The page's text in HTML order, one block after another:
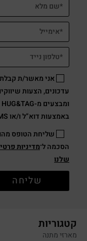
אני מאשר/ת קבלת
עדכונים, הצעות
ומבצעים מ-HUG&TAG
באמצעות דוא”ל ו/או SMS.
שליחת הטופס
הסכמה ל־מדיניות
שלנו
שליחה
קטגוריות
מארזי מתנה